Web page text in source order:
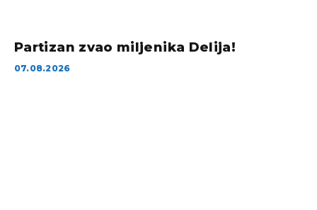
Partizan zvao miljenika Delija!
07.08.2026